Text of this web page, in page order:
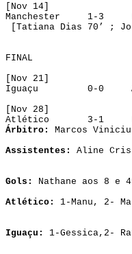
[Nov 14]
Manchester
1-3
[Tatiana Dias 70 ’ ;
FINAL
[Nov 21]
Iguaçu
0-0
[Nov 28]
Atlético
3-1
Árbitro:
Marcos
Assistentes:
Aline
Gols: Nathane aos 8 e
Atlético:
1- Manu , 2-
Iguaçu: 1-Gessica, 2-